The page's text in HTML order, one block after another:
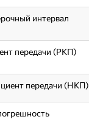
интервал
передачи (РКП)
передачи (НКП)